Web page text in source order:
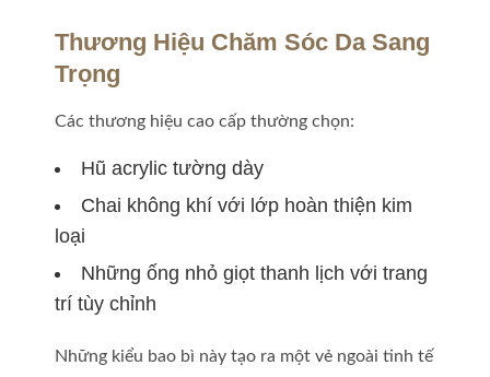
Thương Hiệu Chăm Sóc Da Sang
Trọng
Các thương hiệu cao cấp thường chọn:
Hũ acrylic tường dày
Chai không khí với lớp hoàn thiện kim
loại
Những ống nhỏ giọt thanh lịch với trang
trí tùy chỉnh
Những kiểu bao bì này tạo ra một vẻ ngoài tinh tế